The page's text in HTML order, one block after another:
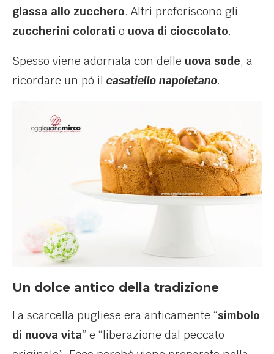
glassa allo zucchero. Altri preferiscono gli
zuccherini colorati o uova di cioccolato.
Spesso viene adornata con delle uova sode, a
ricordare un pò il casatiello napoletano.
Un dolce antico della tradizione
La scarcella pugliese era anticamente “simbolo
di nuova vita” e “liberazione dal peccato